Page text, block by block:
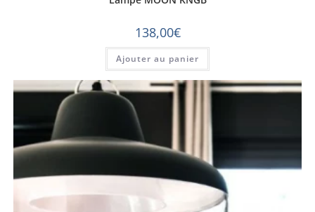
138,00€
Ajouter au panier